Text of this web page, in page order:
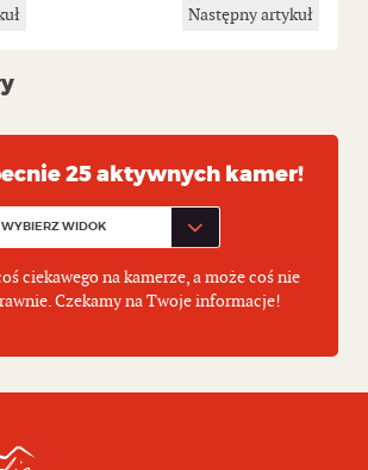
Następny artykuł
25 aktywnych kamer!
ciekawego na kamerze, a może coś nie
Czekamy na Twoje informacje!